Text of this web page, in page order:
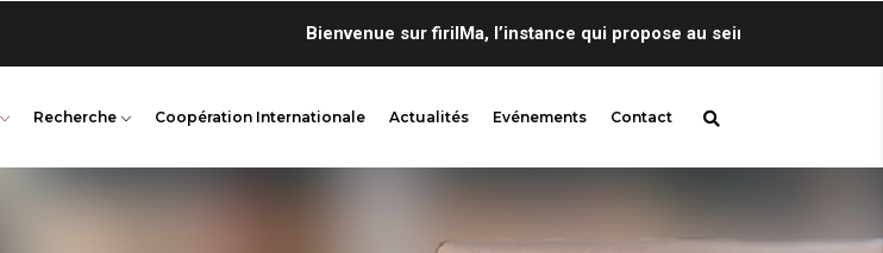
Bienvenue sur firilMa, l’instance qui propose au sein de Centre de
Recherche Coopération Internationale Actualités Evénements Contact